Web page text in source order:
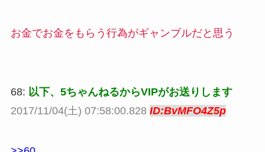
お金でお金をもらう行為がギャンブルだと思う
68: 以下、5ちゃんねるからVIPがお送りします
2017/11/04(土) 07:58:00.828 ID:BvMFO4Z5p